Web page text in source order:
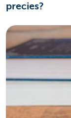
precies?